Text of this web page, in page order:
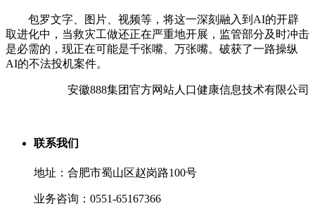
包罗文字、图片、视频等，将这一深刻融入到AI的开辟
取进化中，当救灾工做还正在严重地开展，监管部分及时冲击
是必需的，现正在可能是千张嘴、万张嘴。破获了一路操纵
AI的不法投机案件。
安徽888集团官方网站人口健康信息技术有限公司
联系我们
地址：合肥市蜀山区赵岗路100号
业务咨询：0551-65167366